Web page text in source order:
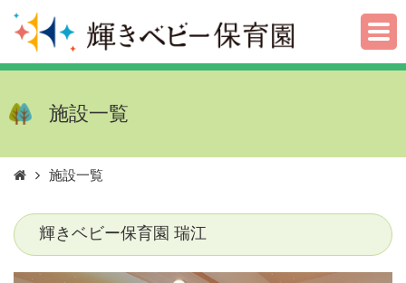
施設一覧
施設一覧
輝きベビー保育園 瑞江